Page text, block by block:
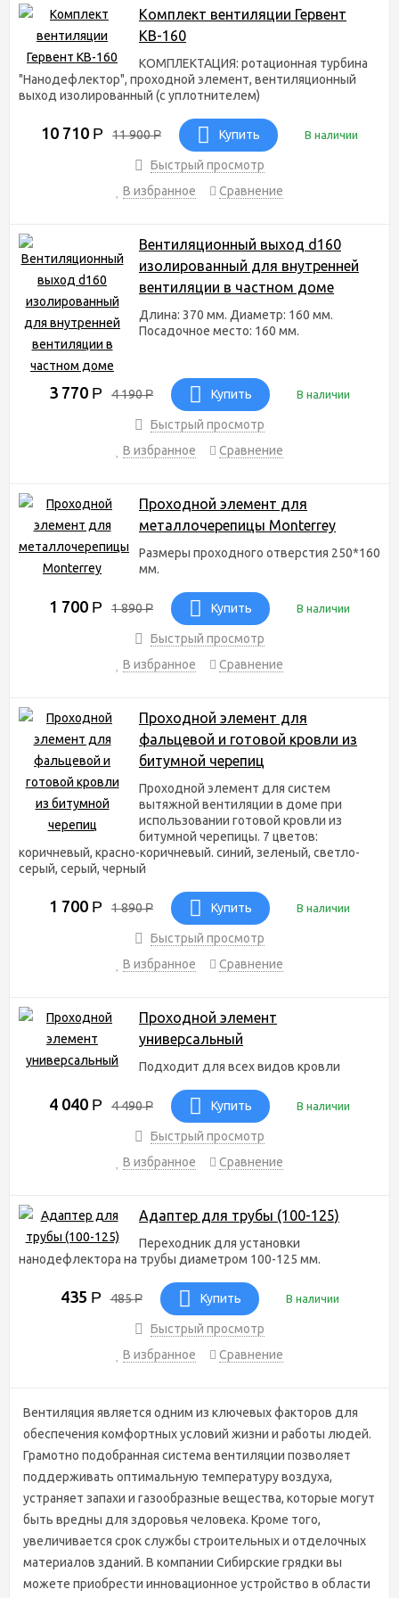
все
детали
дефлектора отливаются на поточной линии, поэтому
каждая деталь изготавливается идеального качества;
благодаря продуманным креплениям и многочисленным
конструкцию и выдерживает сильные механические
при производстве используются качественные
подшипники, которые при необходимости можно
дальнейшей работы.
Нанодефлекторы для
вентиляции в Казани
Купить нанодефлекторы для вентиляции дачи можно в нашем
интернет-магазине
можете оформить заказ и доставку вентиляционного
турбодефлектора на сайте или связаться с менеджером по
телефону 8-965-585-77-82.
Комплект вентиляции Гервент
КВ-160
КОМПЛЕКТАЦИЯ: ротационная турбина
"Нанодефлектор", проходной элемент, вентиляционный
выход изолированный (с уплотнителем)
10 710 Р 11 900Р Купить В наличии
Быстрый просмотр
В избранное
Сравнение
Вентиляционный выход d160
изолированный для внутренней
вентиляции в частном доме
Длина: 370 мм. Диаметр: 160 мм.
Посадочное место: 160 мм.
3 770 Р 4 190Р Купить В наличии
Быстрый просмотр
В избранное
Сравнение
Проходной элемент для
металлочерепицы Monterrey
Размеры проходного отверстия 250*160
мм.
1 700 Р 1 890Р Купить В наличии
Быстрый просмотр
В избранное
Сравнение
Проходной элемент для
фальцевой и готовой кровли из
битумной черепиц
Проходной элемент для систем
вытяжной вентиляции в доме при
использовании готовой кровли из
битумной черепицы. 7 цветов:
коричневый, красно-коричневый. синий, зеленый, светло-
серый, серый, черный
1 700 Р 1 890Р Купить В наличии
Быстрый просмотр
В избранное
Сравнение
Проходной элемент
универсальный
Подходит для всех видов кровли
4 040 Р 4 490Р Купить В наличии
Быстрый просмотр
В избранное
Сравнение
Адаптер для трубы (100-125)
Переходник для установки
нанодефлектора на трубы диаметром 100-125 мм.
435 Р 485Р Купить В наличии
Быстрый просмотр
В избранное
Сравнение
Вентиляция является одним из ключевых факторов для
обеспечения комфортных условий жизни и работы людей.
Грамотно подобранная система вентиляции позволяет
поддерживать оптимальную температуру воздуха,
устраняет запахи и газообразные вещества, которые могут
быть вредны для здоровья человека. Кроме того,
увеличивается срок службы строительных и отделочных
материалов зданий. В компании Сибирские грядки вы
можете приобрести инновационное устройство в области